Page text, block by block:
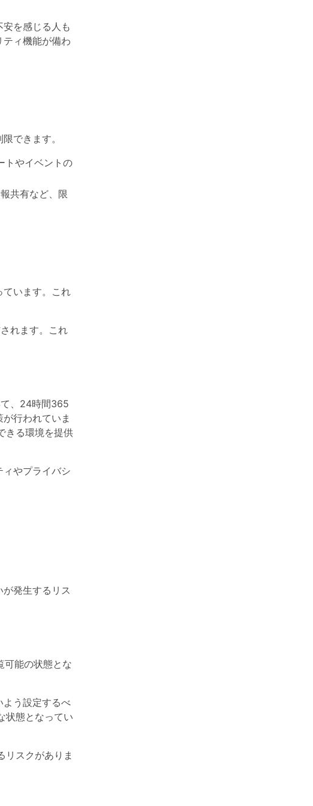
を感じる人も
ィ機能が備わ
限できます。
トやイベントの
共有など、限
います。これ
れます。これ
、24時間365
行われていま
きる環境を提供
やプライバシ
発生するリス
可能の状態とな
う設定するべ
状態となってい
リスクがありま